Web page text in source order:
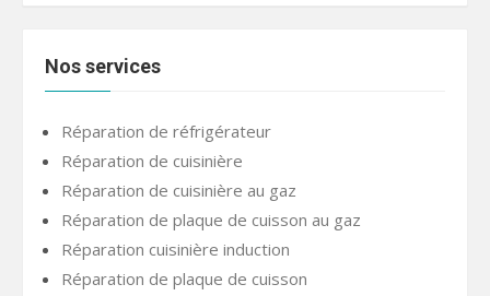
Nos services
Réparation de réfrigérateur
Réparation de cuisinière
Réparation de cuisinière au gaz
Réparation de plaque de cuisson au gaz
Réparation cuisinière induction
Réparation de plaque de cuisson